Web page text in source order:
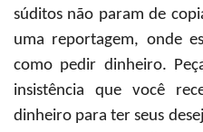
súditos não param de
uma reportagem, onde
como pedir dinheiro.
insistência que você
dinheiro para ter seus